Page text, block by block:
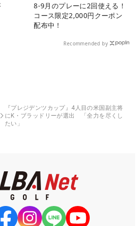
8-9月のプレーに2回使える！
コース限定2,000円クーポン
配布中！
Recommended by
『プレジデンツカップ』4人目の米国副主将
にK・ブラッドリーが選出 「全力を尽くし
たい」